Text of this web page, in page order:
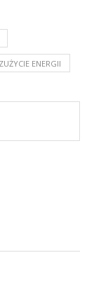
ZUŻYCIE ENERGII